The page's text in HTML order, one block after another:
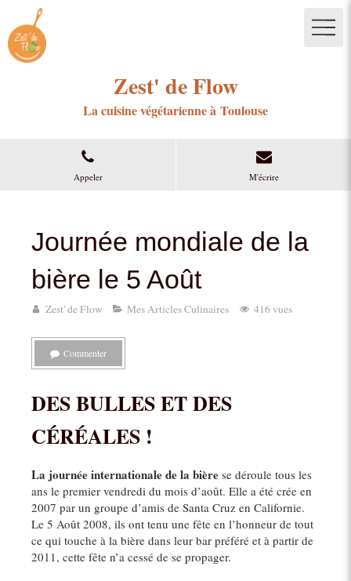
Zest' de Flow
La cuisine végétarienne à Toulouse
Appeler M'écrire
Journée mondiale de la
bière le 5 Août
Zest' de Flow Mes Articles Culinaires 416 vues
Commenter
DES BULLES ET DES
CÉRÉALES !
La journée internationale de la bière se déroule tous les
ans le premier vendredi du mois d’août. Elle a été crée en
2007 par un groupe d’amis de Santa Cruz en Californie.
Le 5 Août 2008, ils ont tenu une fête en l’honneur de tout
ce qui touche à la bière dans leur bar préféré et à partir de
2011, cette fête n’a cessé de se propager.